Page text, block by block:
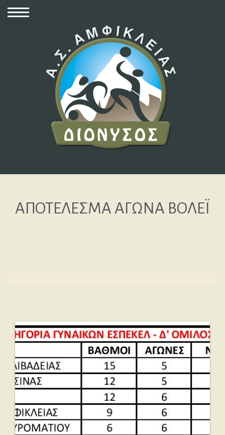
ΑΠΟΤΕΛΕΣΜΑ ΑΓΩΝΑ ΒΟΛΕΪ